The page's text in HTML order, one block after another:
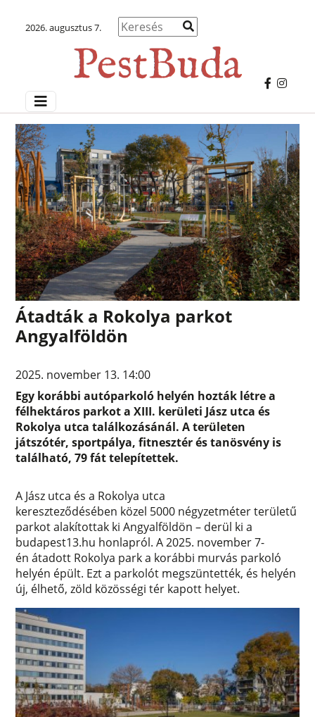
2026. augusztus 7.
Átadták a Rokolya parkot
Angyalföldön
2025. november 13. 14:00
Egy korábbi autóparkoló helyén hozták létre a
félhektáros parkot a XIII. kerületi Jász utca és
Rokolya utca találkozásánál. A területen
játszótér, sportpálya, fitnesztér és tanösvény is
található, 79 fát telepítettek.
A Jász utca és a Rokolya utca
kereszteződésében közel 5000 négyzetméter területű
parkot alakítottak ki Angyalföldön – derül ki a
budapest13.hu honlapról. A 2025. november 7-
én átadott Rokolya park a korábbi murvás parkoló
helyén épült. Ezt a parkolót megszüntették, és helyén
új, élhető, zöld közösségi tér kapott helyet.